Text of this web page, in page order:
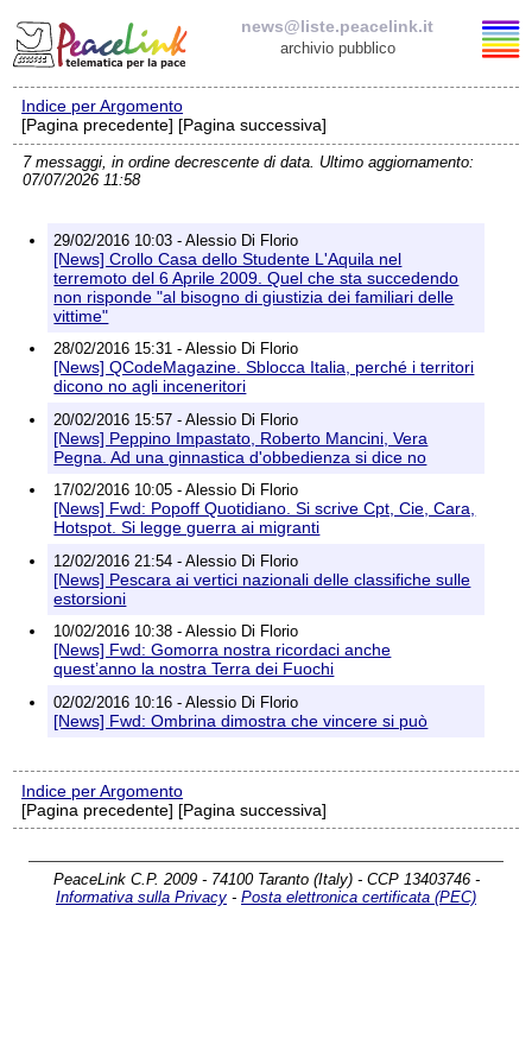
news@liste.peacelink.it
archivio pubblico
Elenco delle liste
news@liste.peacelink.it
Policy delle liste di PeaceLink
Richieste di rimozione
Indice per Argomento
[Pagina precedente] [Pagina successiva]
7 messaggi, in ordine decrescente di data. Ultimo aggiornamento:
07/07/2026 11:58
29/02/2016 10:03 - Alessio Di Florio
[News] Crollo Casa dello Studente L'Aquila nel
terremoto del 6 Aprile 2009. Quel che sta succedendo
non risponde "al bisogno di giustizia dei familiari delle
vittime"
28/02/2016 15:31 - Alessio Di Florio
[News] QCodeMagazine. Sblocca Italia, perché i territori
dicono no agli inceneritori
20/02/2016 15:57 - Alessio Di Florio
[News] Peppino Impastato, Roberto Mancini, Vera
Pegna. Ad una ginnastica d'obbedienza si dice no
17/02/2016 10:05 - Alessio Di Florio
[News] Fwd: Popoff Quotidiano. Si scrive Cpt, Cie, Cara,
Hotspot. Si legge guerra ai migranti
12/02/2016 21:54 - Alessio Di Florio
[News] Pescara ai vertici nazionali delle classifiche sulle
estorsioni
10/02/2016 10:38 - Alessio Di Florio
[News] Fwd: Gomorra nostra ricordaci anche
quest’anno la nostra Terra dei Fuochi
02/02/2016 10:16 - Alessio Di Florio
[News] Fwd: Ombrina dimostra che vincere si può
Indice per Argomento
[Pagina precedente] [Pagina successiva]
PeaceLink C.P. 2009 - 74100 Taranto (Italy) - CCP 13403746 -
Informativa sulla Privacy - Posta elettronica certificata (PEC)